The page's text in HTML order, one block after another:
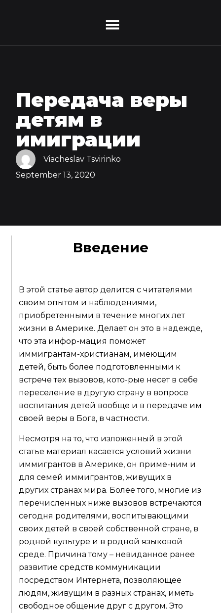
Передача веры
детям в
имиграции
Viacheslav Tsvirinko
September 13, 2020
Введение
В этой статье автор делится с читателями
своим опытом и наблюдениями,
приобретенными в течение многих лет
жизни в Америке. Делает он это в надежде,
что эта инфор-мация поможет
иммигрантам-христианам, имеющим
детей, быть более подготовленными к
встрече тех вызовов, кото-рые несет в себе
переселение в другую страну в вопросе
воспитания детей вообще и в передаче им
своей веры в Бога, в частности.
Несмотря на то, что изложенный в этой
статье материал касается условий жизни
иммигрантов в Америке, он приме-ним и
для семей иммигрантов, живущих в
других странах мира. Более того, многие из
перечисленных ниже вызовов встречаются
сегодня родителями, воспитывающими
своих детей в своей собственной стране, в
родной культуре и в родной языковой
среде. Причина тому – невиданное ранее
развитие средств коммуникации
посредством Интернета, позволяющее
людям, живущим в разных странах, иметь
свободное общение друг с другом. Это